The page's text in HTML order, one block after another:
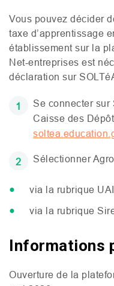
Vous pouvez décider
taxe d’apprentissage
établissement sur la
Net-entreprises est
déclaration sur SOLT
Se connecter sur
Caisse des
Sélectionner
via la rubrique UAI
via la rubrique
Informations
Ouverture de la